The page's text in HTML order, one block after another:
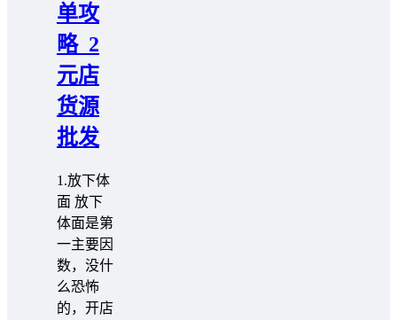
单攻
略_2
元店
货源
批发
1.放下体
面 放下
体面是第
一主要因
数，没什
么恐怖
的，开店